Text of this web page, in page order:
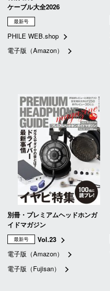
ケーブル大全2026
最新号
PHILE WEB.shop
電子版（Amazon）
別冊・プレミアムヘッドホンガ
イドマガジン
最新号
Vol.23
電子版（Amazon）
電子版（Fujisan）